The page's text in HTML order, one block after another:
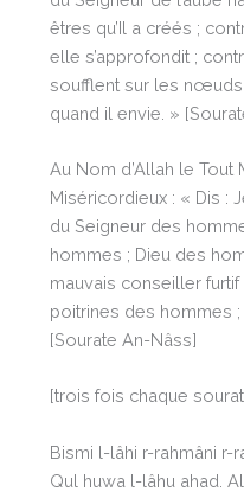
êtres qu’Il a créés ;
elle s’approfondit ;
soufflent sur les nœuds
quand il envie. »
Au Nom d’Allah le Tout
Miséricordieux : « Dis :
du Seigneur des
hommes ; Dieu des
mauvais conseiller
poitrines des hommes ;
[Sourate An-Nâss]
[trois fois chaque
Bismi l-lâhi r-rahmâni r-
Qul huwa l-lâhu ahad.